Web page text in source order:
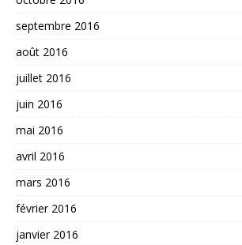
septembre 2016
août 2016
juillet 2016
juin 2016
mai 2016
avril 2016
mars 2016
février 2016
janvier 2016